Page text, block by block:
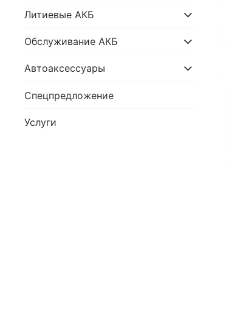
Литиевые АКБ
Обслуживание АКБ
Автоаксессуары
Спецпредложение
Услуги